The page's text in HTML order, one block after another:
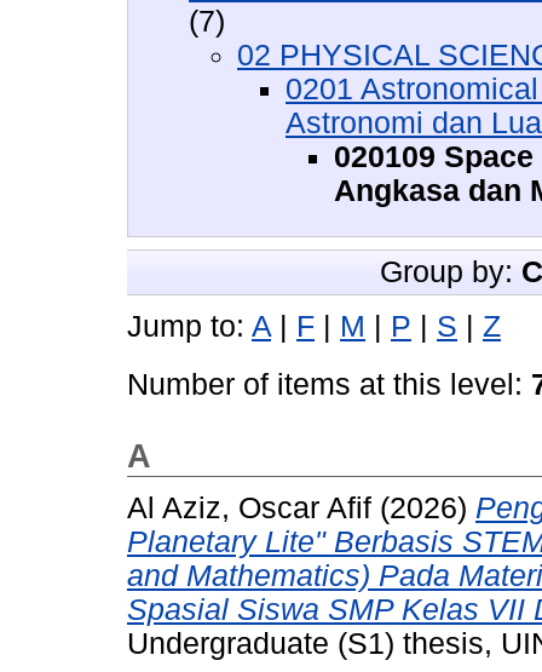
(7)
02 PHYSICAL
0201
Astronomi dan
020109
Angkasa dan
Group by:
Jump to: A | F | M | P | S | Z
Number of items at this level:
A
Al Aziz, Oscar Afif (2026)
Planetary Lite" Berbasis
and Mathematics) Pada
Spasial Siswa SMP Kelas VII
Undergraduate (S1) thesis,